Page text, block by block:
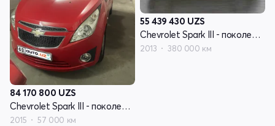
84 170 800 UZS
Chevrolet Spark III - поколение
2015 57 000 км
55 439 430 UZS
Chevrolet Spark III - поколение
2013 380 000 км